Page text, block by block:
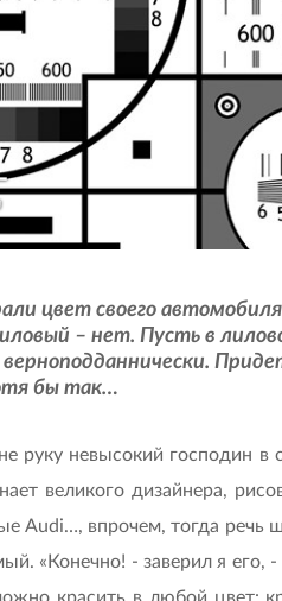
цвет своего
– нет. Пусть в
бы так…
руку невысокий господин
великого дизайнера,
Audi…, впрочем, тогда
«Конечно! - заверил я
красить в любой цвет: